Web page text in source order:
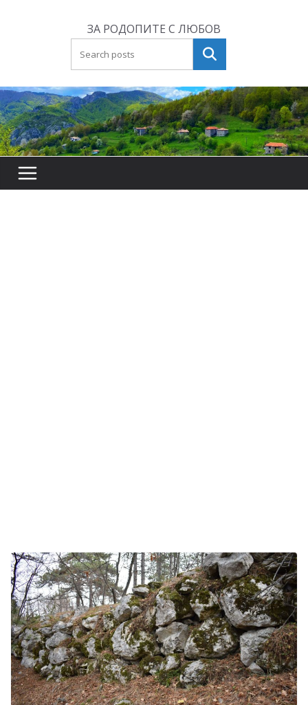
ЗА РОДОПИТЕ С ЛЮБОВ
Търсене